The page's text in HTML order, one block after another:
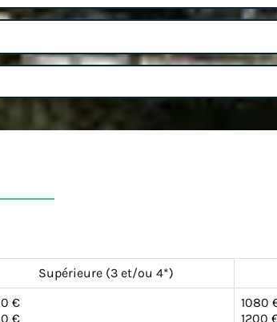
Supérieure (3 et/ou 4*)
€
€
1080
1200